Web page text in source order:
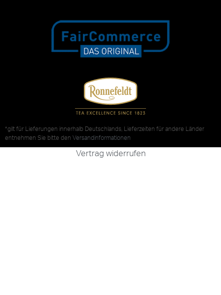
*gilt für Lieferungen innerhalb Deutschlands, Lieferzeiten für andere Länder
entnehmen Sie bitte den Versandinformationen
Vertrag widerrufen